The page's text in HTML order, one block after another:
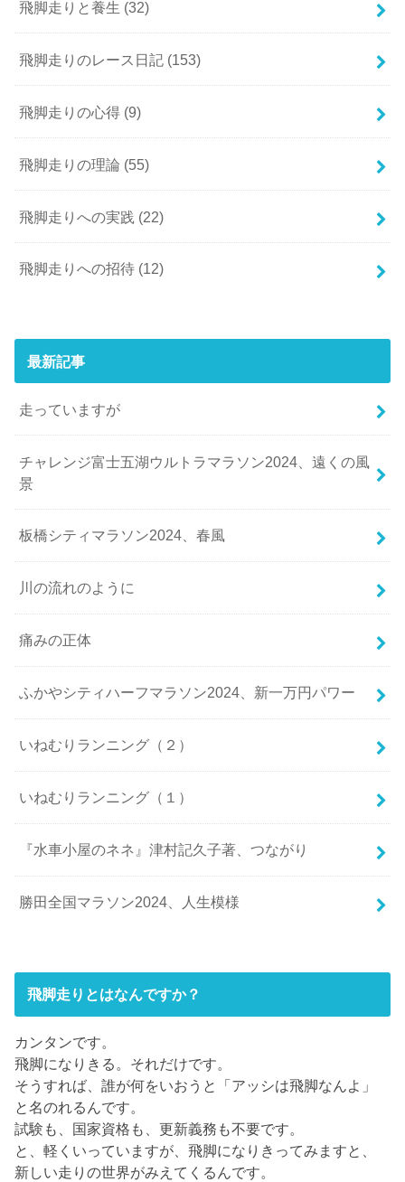
飛脚走りと養生 (32)
飛脚走りのレース日記 (153)
飛脚走りの心得 (9)
飛脚走りの理論 (55)
飛脚走りへの実践 (22)
飛脚走りへの招待 (12)
最新記事
走っていますが
チャレンジ富士五湖ウルトラマラソン2024、遠くの風
景
板橋シティマラソン2024、春風
川の流れのように
痛みの正体
ふかやシティハーフマラソン2024、新一万円パワー
いねむりランニング（２）
いねむりランニング（１）
『水車小屋のネネ』津村記久子著、つながり
勝田全国マラソン2024、人生模様
飛脚走りとはなんですか？
カンタンです。
飛脚になりきる。それだけです。
そうすれば、誰が何をいおうと「アッシは飛脚なんよ」
と名のれるんです。
試験も、国家資格も、更新義務も不要です。
と、軽くいっていますが、飛脚になりきってみますと、
新しい走りの世界がみえてくるんです。